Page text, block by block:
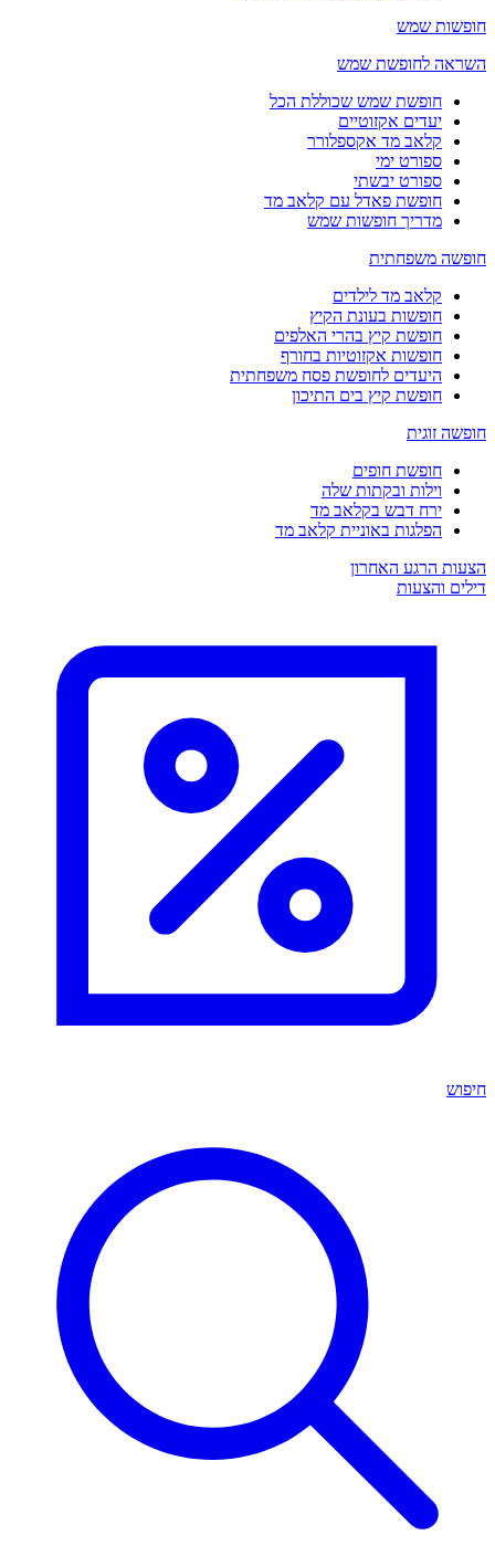
חופשות שמש
השראה לחופשת שמש
חופשת שמש שכוללת הכל
יעדים אקזוטיים
קלאב מד אקספלורר
ספורט ימי
ספורט יבשתי
חופשת פאדל עם קלאב מד
מדריך חופשות שמש
חופשה משפחתית
קלאב מד לילדים
חופשות בעונת הקיץ
חופשת קיץ בהרי האלפים
חופשות אקזוטיות בחורף
היעדים לחופשת פסח משפחתית
חופשת קיץ בים התיכון
חופשה זוגית
חופשת חופים
וילות ובקתות שלה
ירח דבש בקלאב מד
הפלגות באוניית קלאב מד
הצעות הרגע האחרון
דילים והצעות
חיפוש